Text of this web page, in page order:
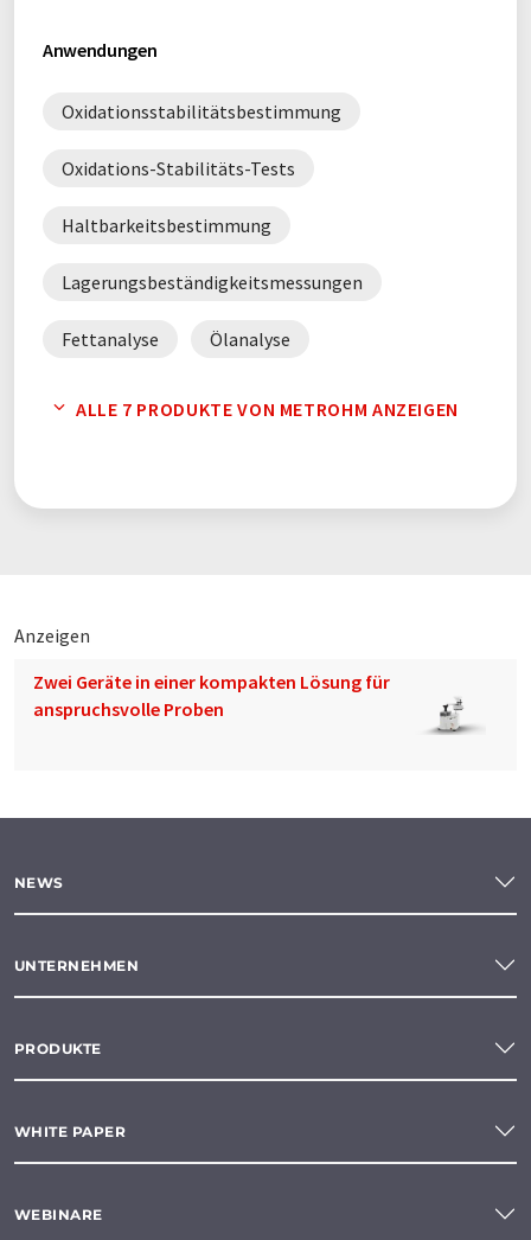
Anwendungen
Oxidationsstabilitätsbestimmung
Oxidations-Stabilitäts-Tests
Haltbarkeitsbestimmung
Lagerungsbeständigkeitsmessungen
Fettanalyse Ölanalyse
ALLE 7 PRODUKTE VON METROHM ANZEIGEN
Anzeigen
Zwei Geräte in einer kompakten Lösung für
anspruchsvolle Proben
NEWS
UNTERNEHMEN
PRODUKTE
WHITE PAPER
WEBINARE